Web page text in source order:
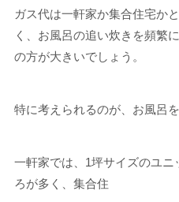
ガス代は一軒家か集合住宅か
く、お風呂の追い炊きを頻繁
の方が大きいでしょう。
特に考えられるのが、お風呂
一軒家では、1坪サイズのユニ
ろが多く、集合住